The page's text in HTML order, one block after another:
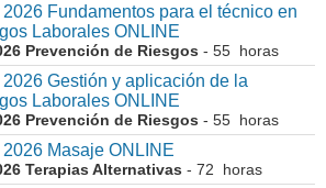
Fundamentos para el técnico en
Laborales ONLINE
Prevención de Riesgos - 55 horas
Gestión y aplicación de la
Laborales ONLINE
Prevención de Riesgos - 55 horas
Masaje ONLINE
Terapias Alternativas - 72 horas